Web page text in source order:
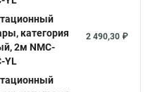
категория
2м NMC-
YL
2 490,30 ₽